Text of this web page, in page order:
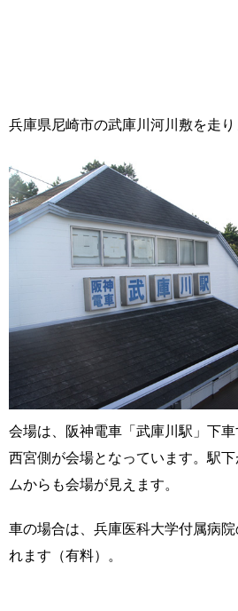
兵庫県尼崎市の武庫川河川敷を走り
会場は、阪神電車「武庫川駅」下
西宮側が会場となっています。駅
ムからも会場が見えます。
車の場合は、兵庫医科大学付属病
れます（有料）。